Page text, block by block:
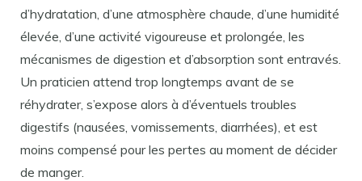
d’hydratation, d’une atmosphère chaude, d’une humidité
élevée, d’une activité vigoureuse et prolongée, les
mécanismes de digestion et d’absorption sont entravés.
Un praticien attend trop longtemps avant de se
réhydrater, s’expose alors à d’éventuels troubles
digestifs (nausées, vomissements, diarrhées), et est
moins compensé pour les pertes au moment de décider
de manger.